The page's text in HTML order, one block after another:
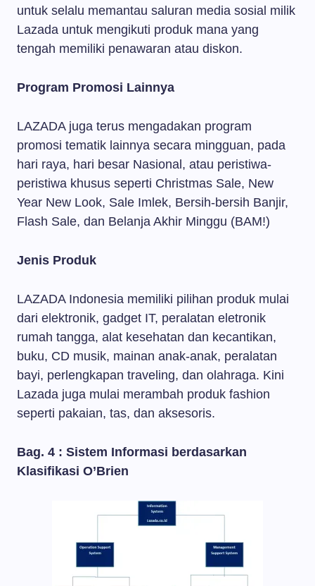
untuk selalu memantau saluran media sosial milik
Lazada untuk mengikuti produk mana yang
tengah memiliki penawaran atau diskon.
Program Promosi Lainnya
LAZADA juga terus mengadakan program
promosi tematik lainnya secara mingguan, pada
hari raya, hari besar Nasional, atau peristiwa-
peristiwa khusus seperti Christmas Sale, New
Year New Look, Sale Imlek, Bersih-bersih Banjir,
Flash Sale, dan Belanja Akhir Minggu (BAM!)
Jenis Produk
LAZADA Indonesia memiliki pilihan produk mulai
dari elektronik, gadget IT, peralatan eletronik
rumah tangga, alat kesehatan dan kecantikan,
buku, CD musik, mainan anak-anak, peralatan
bayi, perlengkapan traveling, dan olahraga. Kini
Lazada juga mulai merambah produk fashion
seperti pakaian, tas, dan aksesoris.
Bag. 4 : Sistem Informasi berdasarkan
Klasifikasi O’Brien